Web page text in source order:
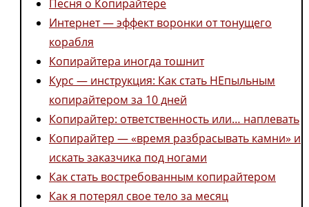
Песня о Копирайтере
Интернет — эффект воронки от тонущего
корабля
Копирайтера иногда тошнит
Курс — инструкция: Как стать НЕпыльным
копирайтером за 10 дней
Копирайтер: ответственность или… наплевать
Копирайтер — «время разбрасывать камни» и
искать заказчика под ногами
Как стать востребованным копирайтером
Как я потерял свое тело за месяц